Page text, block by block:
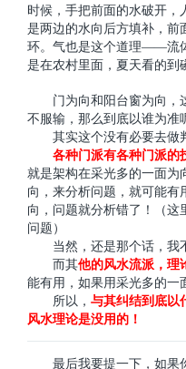
时候，手把前面的水破开，
是两边的水向后方填补，前
环。气也是这个道理——流
是在农村里面，夏天看的到
门为向和阳台窗为向，
不服输，那么到底以谁为准
其实这个没有必要去做
各种门派有各种门派的
就是架构在采光多的一面为
向，来分析问题，就可能有
向，问题就分析错了！（这
问题）
当然，还是那个话，我
而其他的风水流派，理
能有用，如果用采光多的一
所以， 与其纠结到底以
风水理论是没用的！
最后我要提一下，如果